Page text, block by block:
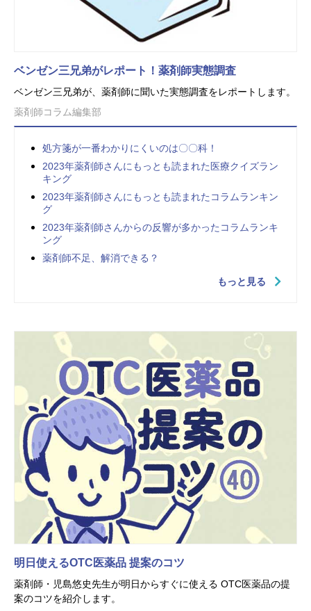
ベンゼン三兄弟がレポート！薬剤師実態調査
ベンゼン三兄弟が、薬剤師に聞いた実態調査をレポートします。
薬剤師コラム編集部
処方箋が一番わかりにくいのは〇〇科！
2023年薬剤師さんにもっとも読まれた医療クイズラン
キング
2023年薬剤師さんにもっとも読まれたコラムランキン
グ
2023年薬剤師さんからの反響が多かったコラムランキ
ング
薬剤師不足、解消できる？
もっと見る
明日使えるOTC医薬品 提案のコツ
薬剤師・児島悠史先生が明日からすぐに使える OTC医薬品の提
案のコツを紹介します。